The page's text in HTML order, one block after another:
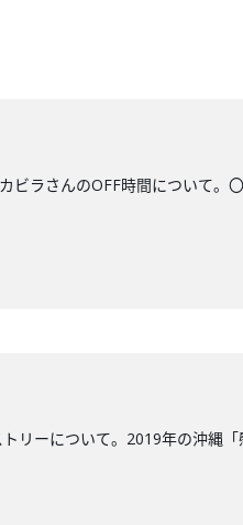
ビラさんのOFF時間について。
リーについて。2019年の沖縄